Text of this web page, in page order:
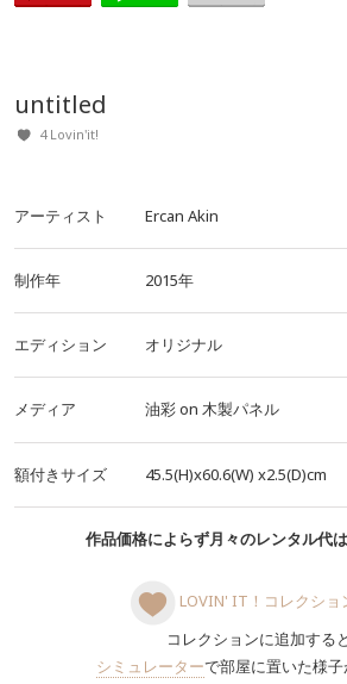
untitled
4 Lovin'it!
アーティスト Ercan Akin
制作年 2015年
エディション オリジナル
メディア 油彩on 木製パネル
額付きサイズ 45.5(H)x60.6(W) x2.5(D)cm
作品価格によらず月々のレンタル代は
LOVIN' IT！コレクショ
コレクションに追加すると
シミュレーターで部屋に置いた様子